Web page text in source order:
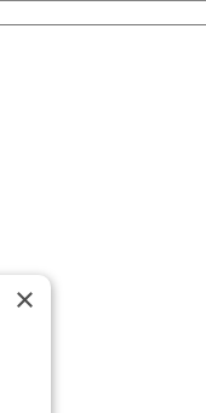
×